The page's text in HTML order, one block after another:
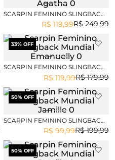
SCARPIN FEMININO SLINGBACK
MUNDIAL AGATHA
R$ 249,99
R$ 119,99
33% OFF
SCARPIN FEMININO SLINGBACK
MUNDIAL EMANUELLY R$ 179,99
R$ 119,99
50% OFF
SCARPIN FEMININO SLINGBACK
MUNDIAL JAMILLE
R$ 199,99
R$ 99,99
50% OFF